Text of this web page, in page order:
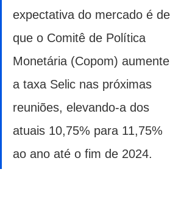
expectativa do mercado é de
que o Comitê de Política
Monetária (Copom) aumente
a taxa Selic nas próximas
reuniões, elevando-a dos
atuais 10,75% para 11,75%
ao ano até o fim de 2024.